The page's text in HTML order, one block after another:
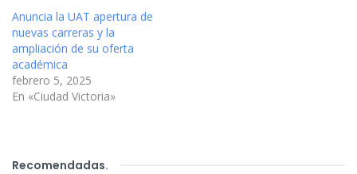
Anuncia la UAT apertura de
nuevas carreras y la
ampliación de su oferta
académica
febrero 5, 2025
En «Ciudad Victoria»
Recomendadas.